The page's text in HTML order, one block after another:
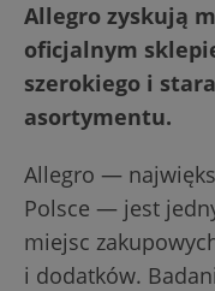
Allegro zyskują
oficjalnym
szerokiego i
asortymentu.
Allegro —
Polsce — jest
miejsc
i dodatków.